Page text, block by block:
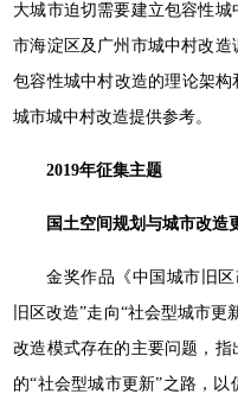
大城市迫切需要建立包容性
市海淀区及广州市城中村改
包容性城中村改造的理论架
城市城中村改造提供参考。
2019年征集主题
国土空间规划与城市改造
金奖作品《中国城市旧
旧区改造”走向“社会型城市
改造模式存在的主要问题，
的“社会型城市更新”之路，